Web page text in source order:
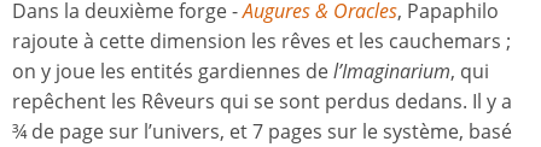
Dans la deuxième forge -Augures & Oracles, Papaphilo
rajoute à cette dimension les rêves et les cauchemars ;
on y joue les entités gardiennes del’Imaginarium, qui
repêchent les Rêveurs qui se sont perdus dedans. Il y a
¾ de page sur l’univers, et 7 pages sur le système, basé